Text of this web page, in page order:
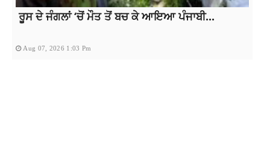
ਰੂਸ ਦੇ ਜੰਗਲਾਂ ‘ਚੋਂ ਮੌਤ ਤੋਂ ਬਚ ਕੇ ਆਇਆ ਪੰਜਾਬੀ...
Aug 07, 2026 1:03 Pm